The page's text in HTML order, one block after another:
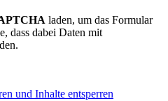
laden, um das Formular
dass dabei Daten mit
und Inhalte entsperren